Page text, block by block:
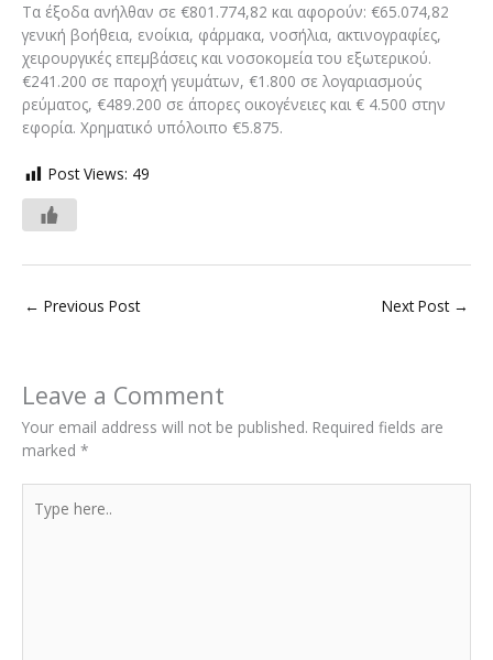
Τα έξοδα ανήλθαν σε €801.774,82 και αφορούν: €65.074,82
γενική βοήθεια, ενοίκια, φάρμακα, νοσήλια, ακτινογραφίες,
χειρουργικές επεμβάσεις και νοσοκομεία του εξωτερικού.
€241.200 σε παροχή γευμάτων, €1.800 σε λογαριασμούς
ρεύματος, €489.200 σε άπορες οικογένειες και € 4.500 στην
εφορία. Χρηματικό υπόλοιπο €5.875.
Post Views: 49
← Previous Post Next Post →
Leave a Comment
Your email address will not be published. Required fields are
marked *
here..